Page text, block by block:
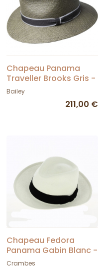
Chapeau Panama
Traveller Brooks Gris -
Bailey
Bailey
211,00 €
Chapeau Fedora
Panama Gabin Blanc -
Crambes
Crambes